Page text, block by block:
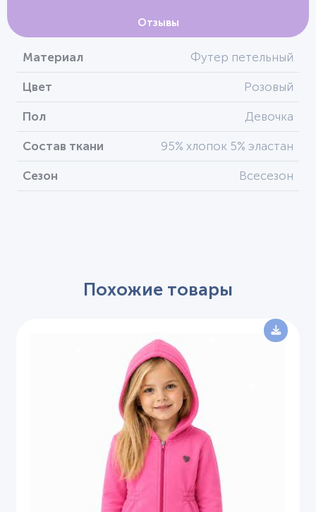
Отзывы
Материал Футер петельный
Цвет Розовый
Пол Девочка
Состав ткани 95% хлопок 5% эластан
Сезон Всесезон
Похожие товары